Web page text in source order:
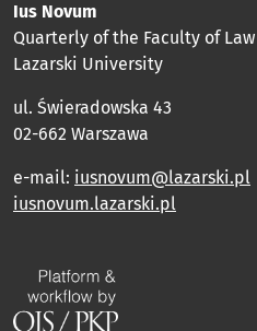
Ius Novum
Quarterly of the Faculty of
Lazarski University
ul. Świeradowska 43
02-662 Warszawa
e-mail: iusnovum@lazarski.pl
iusnovum.lazarski.pl